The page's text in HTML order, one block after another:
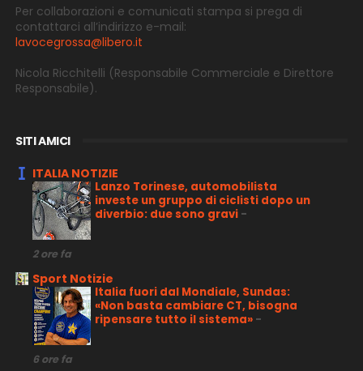
Per collaborazioni e comunicati stampa si prega di
contattarci all’indirizzo e-mail:
lavocegrossa@libero.it
Nicola Ricchitelli (Responsabile Commerciale e Direttore
Responsabile).
SITI AMICI
ITALIA NOTIZIE
Lanzo Torinese, automobilista
investe un gruppo di ciclisti dopo un
diverbio: due sono gravi -
2 ore fa
Sport Notizie
Italia fuori dal Mondiale, Sundas:
«Non basta cambiare CT, bisogna
ripensare tutto il sistema» -
6 ore fa